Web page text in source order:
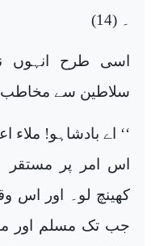
۔ (14)
اسی طرح انہوں
سلاطین سے مخاطب
‘‘ اے بادشاہو!
اس امر پر مستقر
کھینچ لو۔ اور اس
جب تک مسلم اور